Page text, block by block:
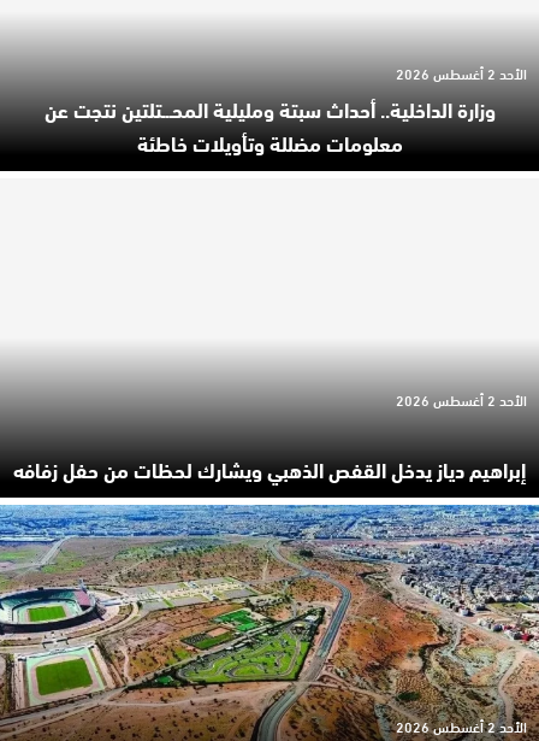
وزارة الداخلية.. أحداث سبتة ومليلية المحـ.ـتلتين نتجت عن
معلومات مضللة وتأويلات خاطئة
الأحد 2 أغسطس 2026
إبراهيم دياز يدخل القفص الذهبي ويشارك لحظات من حفل زفافه
الأحد 2 أغسطس 2026
الأحد 2 أغسطس 2026